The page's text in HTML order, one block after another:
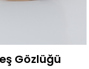
Gözlüğü